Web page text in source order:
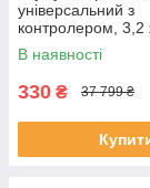
універсальний з
контролером, 3,2
мм (3000 mAh)/
смартфона,
В наявності
330 ₴ 37 799 ₴